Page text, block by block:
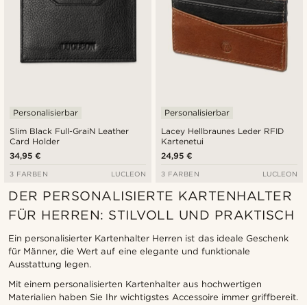
Slim Black Full-GraiN Leather
Card Holder
Personalisierbar
34,95 €
3 FARBEN LUCLEON
Lacey Hellbraunes Leder RFID
Kartenetui
Personalisierbar
24,95 €
3 FARBEN LUCLEON
DER PERSONALISIERTE KARTENHALTER
FÜR HERREN: STILVOLL UND PRAKTISCH
Ein personalisierter Kartenhalter Herren ist das ideale Geschenk
für Männer, die Wert auf eine elegante und funktionale
Ausstattung legen.
Mit einem personalisierten Kartenhalter aus hochwertigen
Materialien haben Sie Ihr wichtigstes Accessoire immer griffbereit.